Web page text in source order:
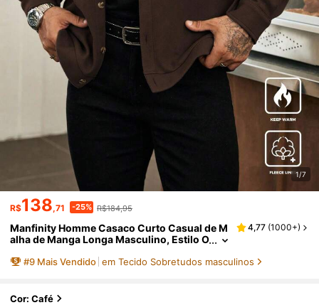
1/7
R$138,71 -25% R$184,95
Manfinity Homme Casaco Curto Casual de M
alha de Manga Longa Masculino, Estilo O
4,77 (1000+)
#9 Mais Vendido em Tecido Sobretudos masculinos
Cor: Café